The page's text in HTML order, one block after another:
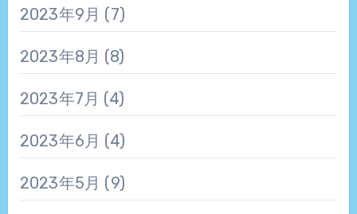
2023年9月 (7)
2023年8月 (8)
2023年7月 (4)
2023年6月 (4)
2023年5月 (9)